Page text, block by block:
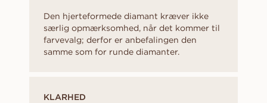
Den hjerteformede diamant kræver ikke
særlig opmærksomhed, når det kommer til
farvevalg; derfor er anbefalingen den
samme som for runde diamanter.
KLARHED